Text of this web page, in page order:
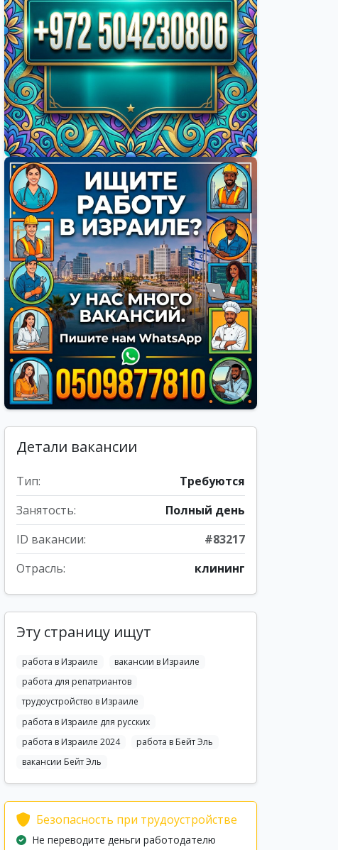
Детали вакансии
Тип:
Требуются
Занятость:
Полный день
ID вакансии:
#83217
Отрасль:
клининг
Эту страницу ищут
работа в Израиле
вакансии в Израиле
работа для репатриантов
трудоустройство в Израиле
работа в Израиле для русских
работа в Израиле 2024
работа в Бейт Эль
вакансии Бейт Эль
Безопасность при трудоустройстве
Не переводите деньги работодателю